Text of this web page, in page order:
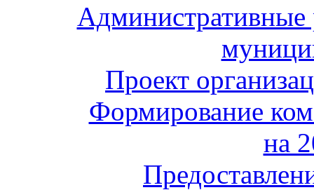
Административные
Проект
Формирование
на